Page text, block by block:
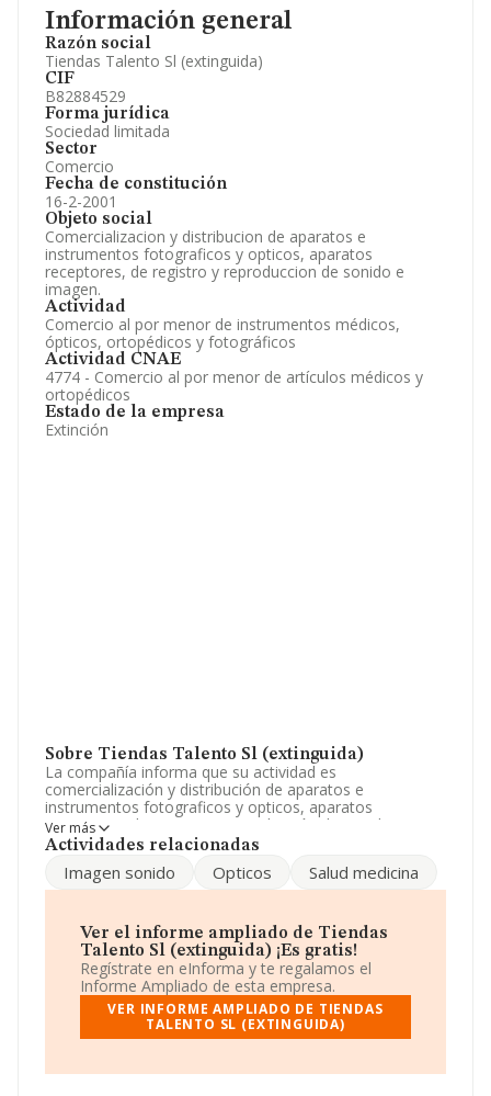
Información general
Razón social
Tiendas Talento Sl (extinguida)
CIF
B82884529
Forma jurídica
Sociedad limitada
Sector
Comercio
Fecha de constitución
16-2-2001
Objeto social
Comercializacion y distribucion de aparatos e
instrumentos fotograficos y opticos, aparatos
receptores, de registro y reproduccion de sonido e
imagen.
Actividad
Comercio al por menor de instrumentos médicos,
ópticos, ortopédicos y fotográficos
Actividad CNAE
4774 - Comercio al por menor de artículos médicos y
ortopédicos
Estado de la empresa
Extinción
Sobre Tiendas Talento Sl (extinguida)
La compañía informa que su actividad es
comercialización y distribución de aparatos e
instrumentos fotograficos y opticos, aparatos
receptores, de registro y reproducción de sonido e
imagen. La empresa es una Sociedad Limitada. Clasifica
artículos médicos y ortopédicos en establecimientos
especializados', código 4774. No realiza actividad de
Para más información es posible contactar a través del
teléfono 914748479.
La empresa españolaTiendas Talento S.L
(extinguida), CIF B82884529, se encuentra en Calle
Garcia De Paredes núm. 74, (28010), Madrid, Madrid.
En relación con el sector y disponiendo de los datos de
Ver más
Actividades relacionadas
Imagen sonido Opticos Salud medicina
Ver el informe ampliado de Tiendas
Talento Sl (extinguida) ¡Es gratis!
Regístrate en eInforma y te regalamos el
Informe Ampliado de esta empresa.
VER INFORME AMPLIADO DE TIENDAS
TALENTO SL (EXTINGUIDA)
Información oficial y registral complementaria.